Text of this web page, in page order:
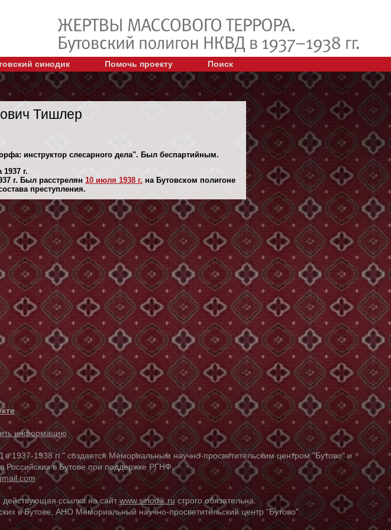
синодик Помочь проекту Поиск
Тишлер
инструктор слесарного дела". Был беспартийным.
г.
г. Был расстрелян 10 июля 1938 г. на Бутовском полигоне
преступления.
информацию
1938 гг." создается Мемориальным научно-просветительским центром "Бутово" и
Российских в Бутове при поддержке РГНФ.
действующая ссылка на сайтwww.sinodik.ru строго обязательна.
в Бутове, АНО Мемориальный научно-просветительский центр "Бутово".